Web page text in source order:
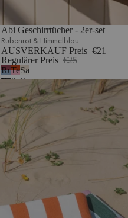
Abi Geschirrtücher - 2er-set
Rübenrot & Himmelblau
AUSVERKAUF Preis €21
Regulärer Preis €25
Rübenrot
&
Himmelblau
Terrakotta
&
Blütenrosa
Sandbeige
&
Creme
Onu Überwurf